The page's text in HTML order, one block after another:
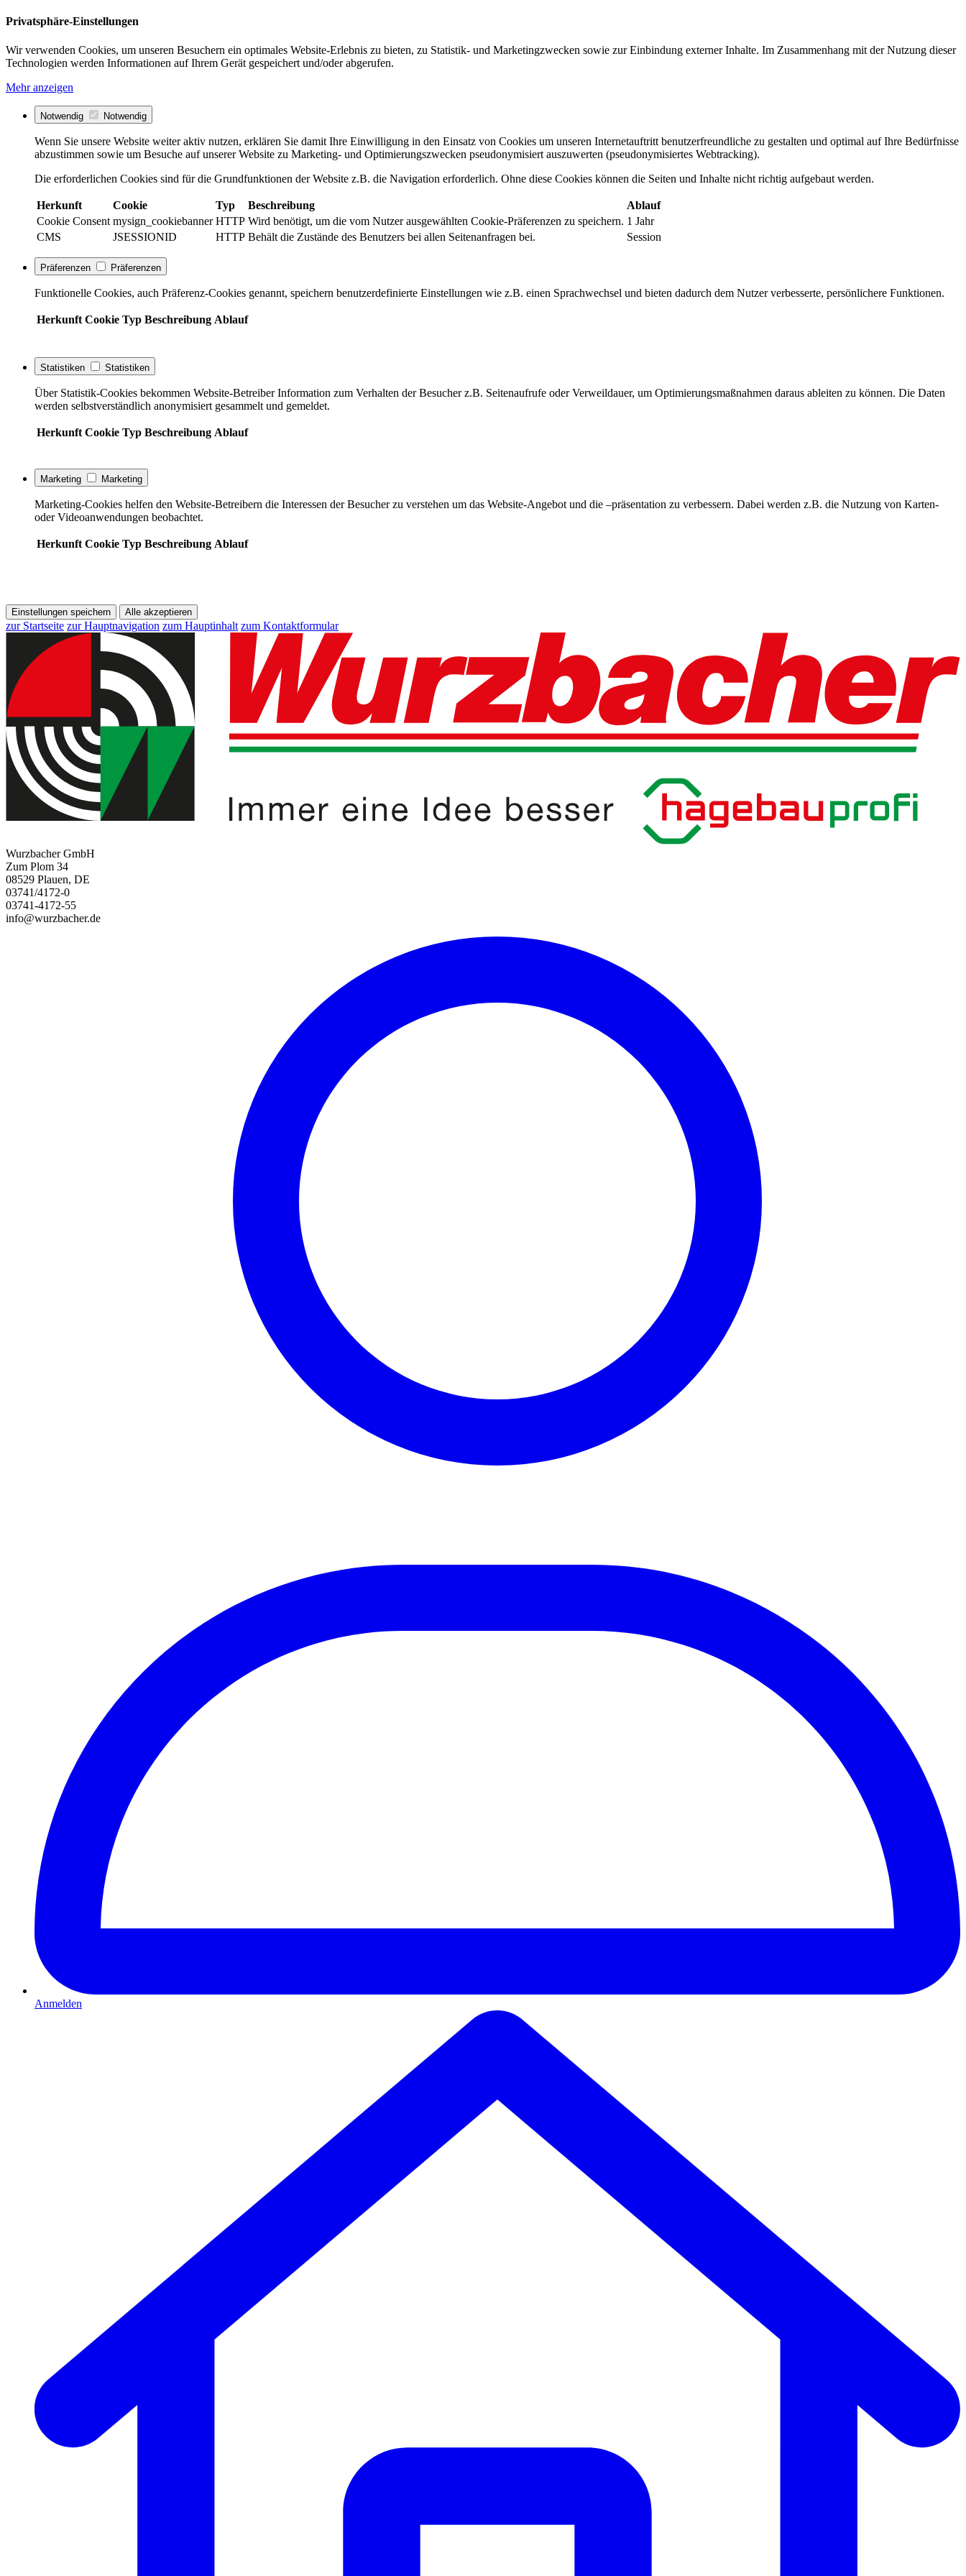
Privatsphäre-Einstellungen
Wir verwenden Cookies, um unseren Besuchern ein optimales Website-Erlebnis zu bieten, zu Statistik- und Marketingzwecken sowie zur Einbindung externer Inhalte. Im Zusammenhang mit der Nutzung dieser
Technologien werden Informationen auf Ihrem Gerät gespeichert und/oder abgerufen.
Mehr anzeigen
Notwendig Notwendig
Wenn Sie unsere Website weiter aktiv nutzen, erklären Sie damit Ihre Einwilligung in den Einsatz von Cookies um unseren Internetauftritt benutzerfreundliche zu gestalten und optimal auf Ihre Bedürfnisse
abzustimmen sowie um Besuche auf unserer Website zu Marketing- und Optimierungszwecken pseudonymisiert auszuwerten (pseudonymisiertes Webtracking).
Die erforderlichen Cookies sind für die Grundfunktionen der Website z.B. die Navigation erforderlich. Ohne diese Cookies können die Seiten und Inhalte nicht richtig aufgebaut werden.
Herkunft Cookie Typ Beschreibung
Ablauf
Cookie Consent mysign_cookiebanner HTTP Wird benötigt, um die vom Nutzer ausgewählten Cookie-Präferenzen zu speichern. 1 Jahr
CMS
JSESSIONID HTTP Behält die Zustände des Benutzers bei allen Seitenanfragen bei. Session
Präferenzen Präferenzen
Funktionelle Cookies, auch Präferenz-Cookies genannt, speichern benutzerdefinierte Einstellungen wie z.B. einen Sprachwechsel und bieten dadurch dem Nutzer verbesserte, persönlichere Funktionen.
Herkunft Cookie Typ Beschreibung Ablauf
Statistiken Statistiken
Über Statistik-Cookies bekommen Website-Betreiber Information zum Verhalten der Besucher z.B. Seitenaufrufe oder Verweildauer, um Optimierungsmaßnahmen daraus ableiten zu können. Die Daten
werden selbstverständlich anonymisiert gesammelt und gemeldet.
Herkunft Cookie Typ Beschreibung Ablauf
Marketing Marketing
Marketing-Cookies helfen den Website-Betreibern die Interessen der Besucher zu verstehen um das Website-Angebot und die –präsentation zu verbessern. Dabei werden z.B. die Nutzung von Karten-
oder Videoanwendungen beobachtet.
Herkunft Cookie Typ Beschreibung Ablauf
Einstellungen speichern Alle akzeptieren
zur Startseite zur Hauptnavigation zum Hauptinhalt zum Kontaktformular
Wurzbacher GmbH
Zum Plom 34
08529 Plauen, DE
03741/4172-0
03741-4172-55
info@wurzbacher.de
Anmelden